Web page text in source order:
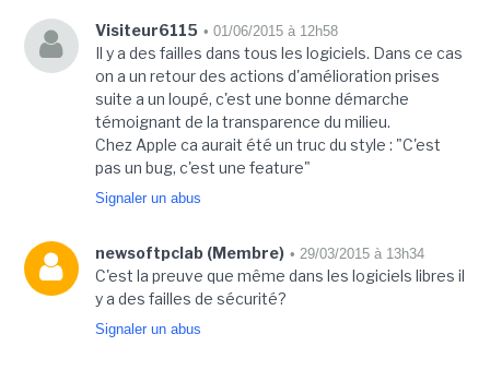
Visiteur6115 • 01/06/2015 à 12h58
Il y a des failles dans tous les logiciels. Dans ce cas
on a un retour des actions d'amélioration prises
suite a un loupé, c'est une bonne démarche
témoignant de la transparence du milieu.
Chez Apple ca aurait été un truc du style : "C'est
pas un bug, c'est une feature"
Signaler un abus
newsoftpclab (Membre) • 29/03/2015 à 13h34
C'est la preuve que même dans les logiciels libres il
y a des failles de sécurité?
Signaler un abus